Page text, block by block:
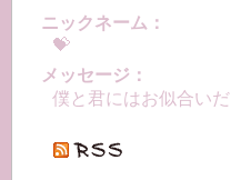
ニックネーム：
️️️💝
メッセージ：
僕と君にはお似合いだ